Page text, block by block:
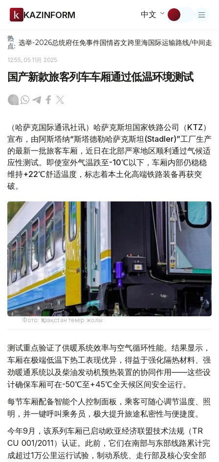
KAZINFORM 中文
热
点: 选举-2026总统府任免事件国情咨文跨里海国际运输路线/中间走廊
12:55, 05 11月 2025
国产新款旅客列车车厢通过低温环境测试
（哈萨克国际通讯社讯）哈萨克斯坦国家铁路公司（KTZ）
宣布，由阿斯塔纳“斯塔德勒哈萨克斯坦(Stadler)”工厂生产
的最新一批旅客车厢，近日在北部严寒地区顺利通过气候适
应性测试。即使室外气温跌至-10℃以下，车厢内部仍稳稳
维持+22℃舒适温度，标志着本土化高端铁路装备再获突
破。
Фото: Қазақстан темір жолы
测试重点验证了供暖系统效率与空气循环性能。结果显示，
车厢在极端低温下热工表现优异，得益于强化隔热材料、强
劲暖通系统以及柴油发动机预热装置的协同作用——这些设
计确保车厢可在-50℃至+45℃全天候区间安全运行。
每节车厢配备智能个人控制面板，乘客可随心调节温度、照
明，并一键呼叫乘务员，极大提升旅途私密性与便捷度。
今年9月，该系列车厢已启动欧亚经济联盟技术法规（TR
CU 001/2011）认证。此前，它们在南部与东部线路累计完
成超过1万公里运行试验，制动系统、走行部及核心安全部